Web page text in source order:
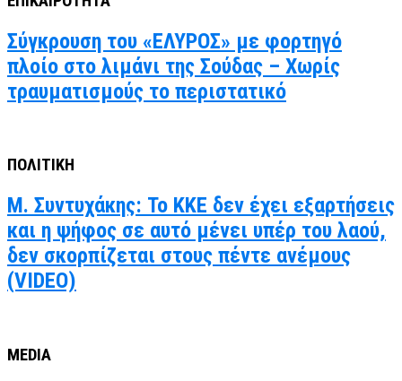
Σύγκρουση του «ΕΛΥΡΟΣ» με φορτηγό
πλοίο στο λιμάνι της Σούδας – Χωρίς
τραυματισμούς το περιστατικό
ΠΟΛΙΤΙΚΗ
Μ. Συντυχάκης: Το ΚΚΕ δεν έχει εξαρτήσεις
και η ψήφος σε αυτό μένει υπέρ του λαού,
δεν σκορπίζεται στους πέντε ανέμους
(VIDEO)
MEDIA